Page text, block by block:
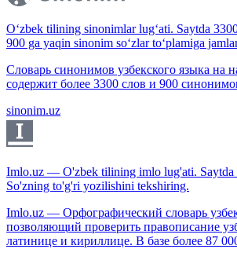
O‘zbek tilining sinonimlar lug‘ati. Saytda
900 ga yaqin sinonim so‘zlar to‘plamiga
Словарь синонимов узбекского языка на
содержит более 3300 слов и 900
sinonim.uz
Imlo.uz — O'zbek tilining imlo lug'ati. Saytda
So'zning to'g'ri yozilishini tekshiring.
Imlo.uz — Орфографический словарь
позволяющий проверить правописание
латинице и кириллице. В базе более 87